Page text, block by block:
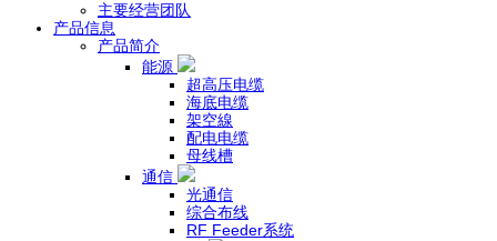
主要经营团队
产品信息
产品简介
能源
超高压电缆
海底电缆
架空線
配电电缆
母线槽
通信
光通信
综合布线
RF Feeder系统